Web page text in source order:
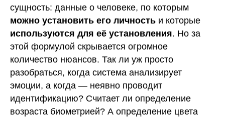
сущность: данные о человеке, по которым
можно установить его личность и которые
используются для её установления. Но за
этой формулой скрывается огромное
количество нюансов. Так ли уж просто
разобраться, когда система анализирует
эмоции, а когда — неявно проводит
идентификацию? Считает ли определение
возраста биометрией? А определение цвета